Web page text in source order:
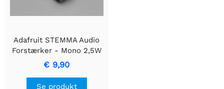
Adafruit STEMMA Audio
Forstærker - Mono 2,5W
Klasse D - PAM8302
€ 9,90
Se produkt